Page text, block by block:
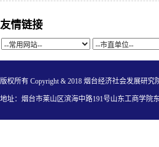
友情链接
版权所有 Copyright & 2018 烟台经济社会发展研究
地址：烟台市莱山区滨海中路191号山东工商学院